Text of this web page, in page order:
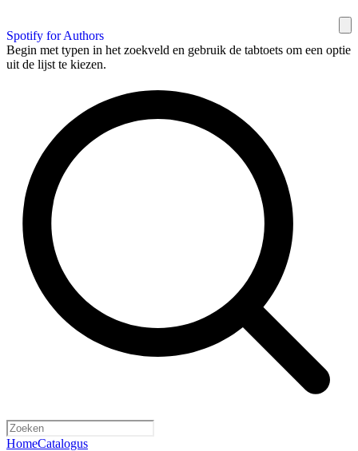
Spotify for Authors
Begin met typen in het zoekveld en gebruik de tabtoets om een optie
uit de lijst te kiezen.
HomeCatalogus